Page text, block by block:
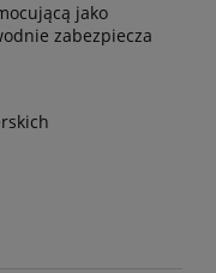
jako
zabezpiecza